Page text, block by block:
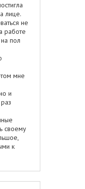
что и
о
лице.
не
работе
пол
мне
и
своему
к